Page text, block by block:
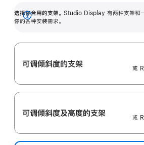
选择你合用的支架。 Studio Display 有两种支架和一
你的各种安装需求。
展
可调倾斜度的支架
或
可调倾斜度及高‍度的支‍架
或